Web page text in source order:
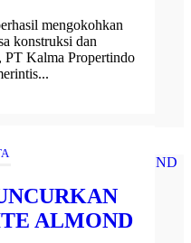
mengokohkan
konstruksi dan
PT Kalma Propertindo
ALMOND